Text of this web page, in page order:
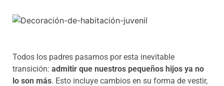
Todos los padres pasamos por esta inevitable
transición: admitir que nuestros pequeños hijos ya no
lo son más. Esto incluye cambios en su forma de vestir,